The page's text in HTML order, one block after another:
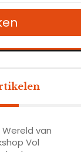
van
Vol